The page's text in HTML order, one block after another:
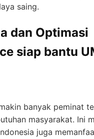
saing.
dan Optimasi
siap bantu
banyak peminat
masyarakat. Ini
juga